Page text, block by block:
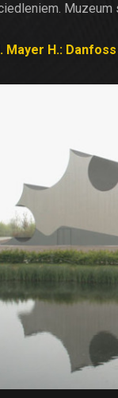
Muzeum
Mayer H.: